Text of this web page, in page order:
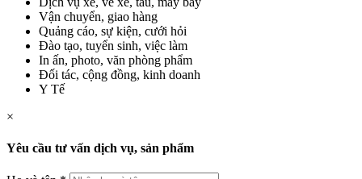
Vận chuyển, giao hàng
Quảng cáo, sự kiện, cưới hỏi
Đào tạo, tuyển sinh, việc làm
In ấn, photo, văn phòng phẩm
Đối tác, cộng đồng, kinh doanh
Y Tế
×
Yêu cầu tư vấn dịch vụ, sản phẩm